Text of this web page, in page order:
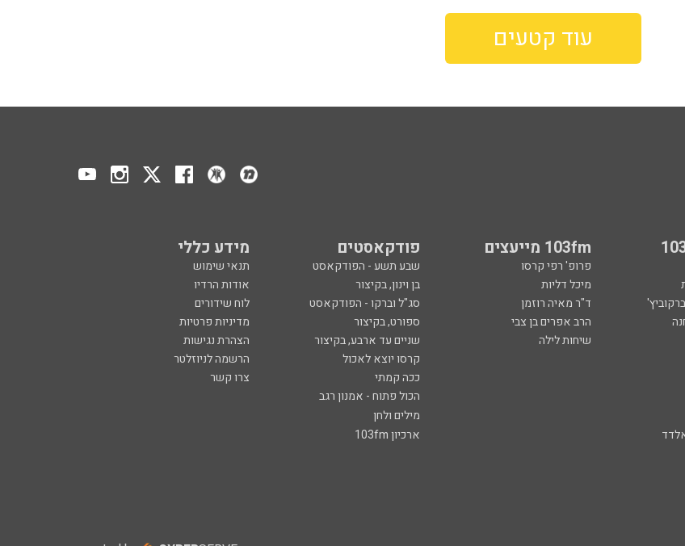
עוד קטעים
103fm מייעצים פודקאסטים מידע כללי
פרופ' רפי קרסו שבע תשע - הפודקאסט
תנאי שימוש
מיכל דליות בן וינון, בקיצור
אודות הרדיו
ד"ר מאיה רוזמן סג"ל וברקו - הפודקאסט
לוח שידורים
הרב אפרים בן צבי ספורט, בקיצור
מדיניות פרטיות
שיחות לילה שניים עד ארבע, בקיצור
הצהרת נגישות
קרסו יוצא לאכול
הרשמה לניוזלטר
ככה קמתי
צרו קשר
הכול פתוח - אמנון רגב
מילים ולחן
ארכיון 103fm